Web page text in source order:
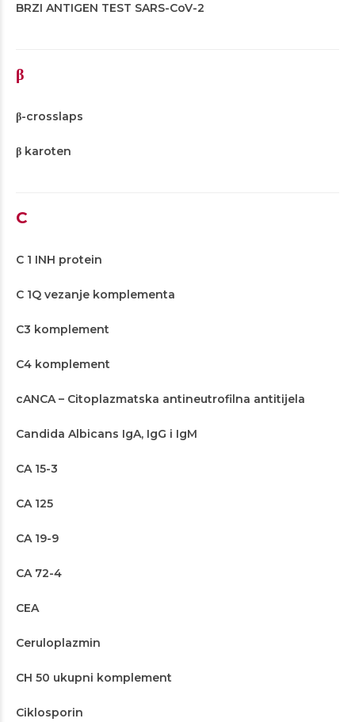
BRZI ANTIGEN TEST SARS-CoV-2
β
β-crosslaps
β karoten
C
C 1 INH protein
C 1Q vezanje komplementa
C3 komplement
C4 komplement
cANCA – Citoplazmatska antineutrofilna antitijela
Candida Albicans IgA, IgG i IgM
CA 15-3
CA 125
CA 19-9
CA 72-4
CEA
Ceruloplazmin
CH 50 ukupni komplement
Ciklosporin